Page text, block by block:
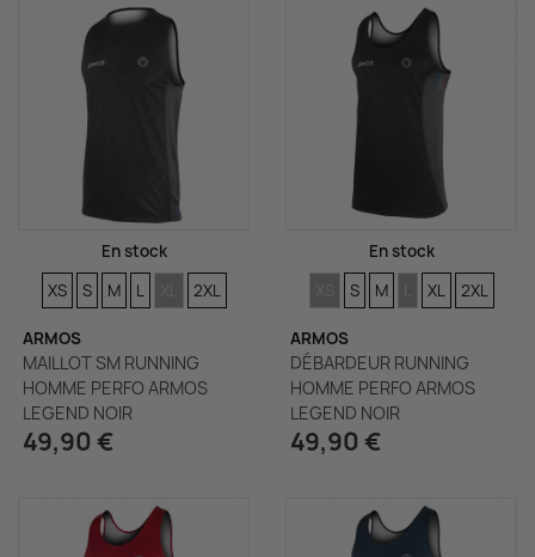
En stock
TAILLES
XS TAILLES
S TAILLES
M TAILLES
L TAILLES
TAILLES
2XL
ARMOS
MAILLOT SM RUNNING
HOMME PERFO ARMOS
LEGEND NOIR
49,90 €
En stock
TAILLES
TAILLES
S TAILLES
M TAILLES
TAILLES
XL TAILLES
2XL
ARMOS
DÉBARDEUR RUNNING
HOMME PERFO ARMOS
LEGEND NOIR
49,90 €